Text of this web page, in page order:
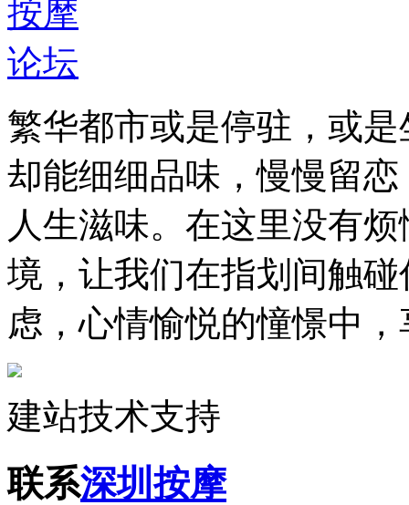
繁华都市或是停驻，或
却能细细品味，慢慢留
人生滋味。在这里没有
境，让我们在指划间触
虑，心情愉悦的憧憬中
建站技术支持
联系深圳按摩